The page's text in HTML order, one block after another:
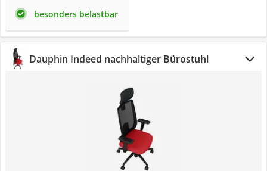
besonders belastbar
Dauphin Indeed nachhaltiger Bürostuhl